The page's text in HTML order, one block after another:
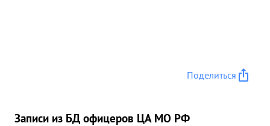
Поделиться
Записи из БД офицеров ЦА МО РФ